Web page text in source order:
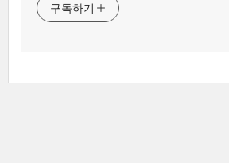
구독하기